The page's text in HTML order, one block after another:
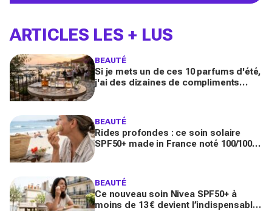
ARTICLES LES + LUS
BEAUTÉ
Si je mets un de ces 10 parfums d'été,
j'ai des dizaines de compliments
BEAUTÉ
Rides profondes : ce soin solaire
SPF50+ made in France noté 100/100
BEAUTÉ
Ce nouveau soin Nivea SPF50+ à
moins de 13 € devient l’indispensable